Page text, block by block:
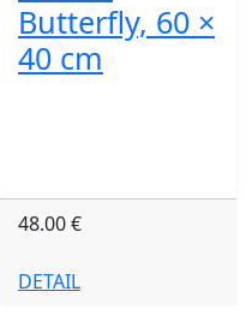
Butterfly, 60 ×
40 cm
48.00 €
DETAIL